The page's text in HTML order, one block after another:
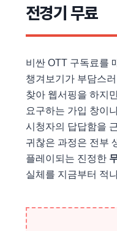
전경기 무료
비싼 OTT 구독료를
챙겨보기가 부담스
찾아 웹서핑을 하지
요구하는 가입 창이
시청자의 답답함을
귀찮은 과정은 전부
플레이되는 진정한
실체를 지금부터 적